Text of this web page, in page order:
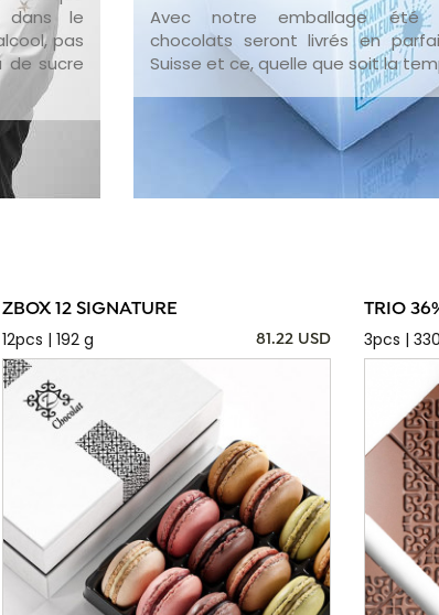
dans le
pas
de sucre
Avec notre emballage été
chocolats seront livrés en
Suisse et ce, quelle que soit la
ZBOX 12 SIGNATURE
12pcs | 192 g
81.22 USD
TRIO
3pcs |